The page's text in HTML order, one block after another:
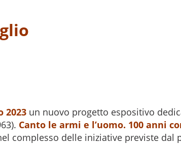
2023 un nuovo progetto espositivo
Canto le armi e l’uomo. 100 anni
complesso delle iniziative previste dal